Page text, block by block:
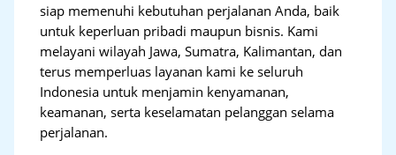
siap memenuhi kebutuhan perjalanan Anda, baik
untuk keperluan pribadi maupun bisnis. Kami
melayani wilayah Jawa, Sumatra, Kalimantan, dan
terus memperluas layanan kami ke seluruh
Indonesia untuk menjamin kenyamanan,
keamanan, serta keselamatan pelanggan selama
perjalanan.